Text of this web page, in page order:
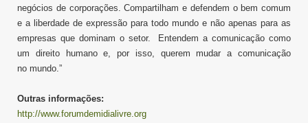
negócios de corporações. Compartilham e defendem o bem comum
e a liberdade de expressão para todo mundo e não apenas para as
empresas que dominam o setor. Entendem a comunicação como
um direito humano e, por isso, querem mudar a comunicação
no mundo.”
Outras informações:
http://www.forumdemidialivre.org